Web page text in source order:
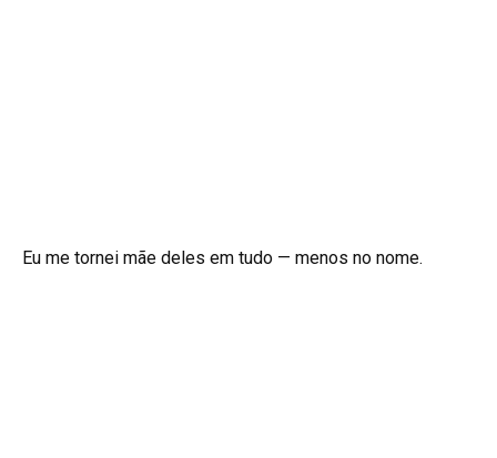
Eu me tornei mãe deles em tudo — menos no nome.